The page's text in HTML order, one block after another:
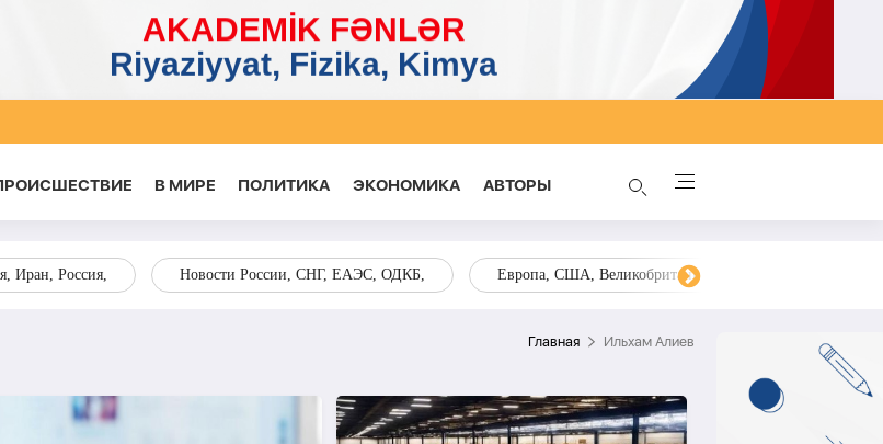
В МИРЕ ПОЛИТИКА ЭКОНОМИКА AВТОРЫ
Иран, Россия, Новости России, СНГ, ЕАЭС, ОДКБ, Европа, США, Великобритания, Украина, Запад,
Главная Ильхам Алиев